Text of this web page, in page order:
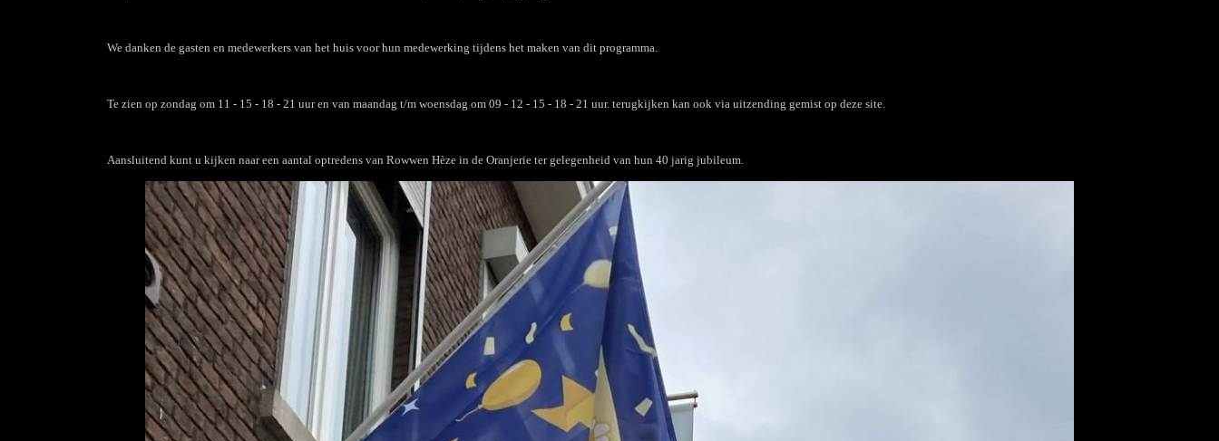
We danken de gasten en medewerkers van het huis voor hun medewerking tijdens het maken van dit programma.
Te zien op zondag om 11 - 15 - 18 - 21 uur en van maandag t/m woensdag om 09 - 12 - 15 - 18 - 21 uur. terugkijken kan ook via uitzending gemist op deze site.
Aansluitend kunt u kijken naar een aantal optredens van Rowwen Hèze in de Oranjerie ter gelegenheid van hun 40 jarig jubileum.